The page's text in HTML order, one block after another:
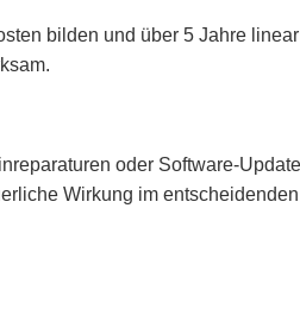
bilden und über 5 Jahre
oder Software-
Wirkung im entscheidenden